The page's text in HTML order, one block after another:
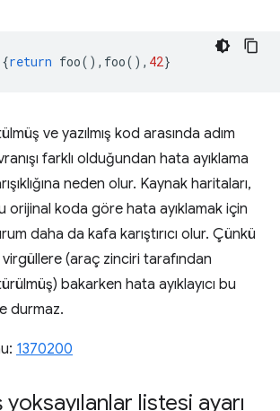
return foo(), foo(), 42}
ve yazılmış kod arasında adım
farklı olduğundan hata ayıklama
neden olur. Kaynak haritaları,
orijinal koda göre hata ayıklamak için
daha da kafa karıştırıcı olur. Çünkü
(araç zinciri tarafından
bakarken hata ayıklayıcı bu
durmaz.
1370200
listesi ayarı